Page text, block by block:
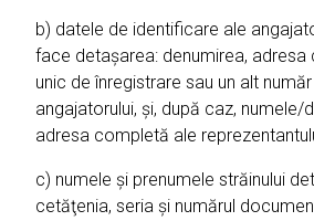
b) datele de identificare ale
face detaşarea: denumirea,
unic de înregistrare sau un alt
angajatorului, şi, după caz, numele/
adresa completă ale
c) numele şi prenumele străinului
cetăţenia, seria şi numărul